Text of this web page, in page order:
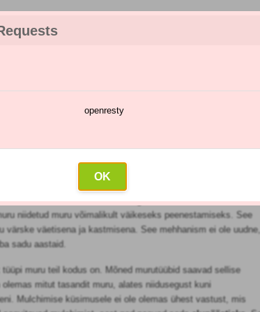
openresty
OK
koos väetamisega.See hõlmab muru niitmist
niidetud muru võimalikult väikeseks peenestamiseks. See
värske väetisena ja kastmisena. See mehhanism ei ole
sadu aastaid.
muru teil kodus on. Mõned murutüübid saavad sellise
mitut tasandit muru, alates niidusegust kuni
Mulchimise küsimusele ei ole olemas ühest vastust, mis